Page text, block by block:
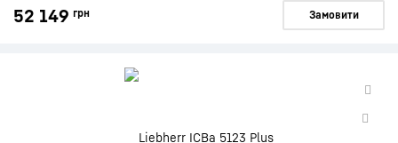
52 149 грн Замовити